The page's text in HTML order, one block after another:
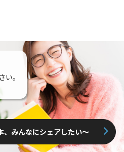
。
、みんなにシェアしたい〜